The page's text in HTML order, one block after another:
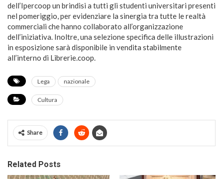
dell’Ipercoop un brindisi a tutti gli studenti universitari presenti
nel pomeriggio, per evidenziare la sinergia tra tutte le realtà
commerciali che hanno collaborato all’organizzazione
dell’iniziativa. Inoltre, una selezione specifica delle illustrazioni
in esposizione sarà disponibile in vendita stabilmente
all’interno di Librerie.coop.
Lega nazionale
Cultura
Share
Related Posts